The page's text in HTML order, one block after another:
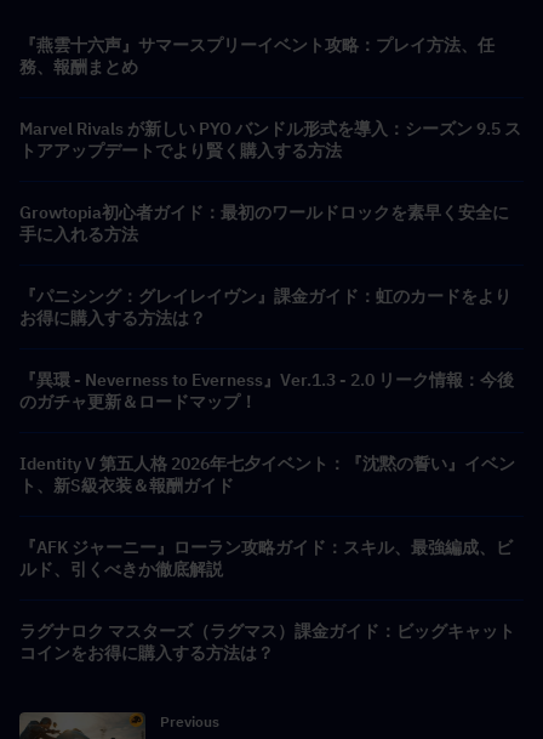
『燕雲十六声』サマースプリーイベント攻略：プレイ方法、任
務、報酬まとめ
Marvel Rivals が新しい PYO バンドル形式を導入：シーズン 9.5 ス
トアアップデートでより賢く購入する方法
Growtopia初心者ガイド：最初のワールドロックを素早く安全に
手に入れる方法
『パニシング：グレイレイヴン』課金ガイド：虹のカードをより
お得に購入する方法は？
『異環 - Neverness to Everness』Ver.1.3 - 2.0 リーク情報：今後
のガチャ更新＆ロードマップ！
Identity V 第五人格 2026年七夕イベント：『沈黙の誓い』イベン
ト、新S級衣装＆報酬ガイド
『AFK ジャーニー』ローラン攻略ガイド：スキル、最強編成、ビ
ルド、引くべきか徹底解説
ラグナロク マスターズ（ラグマス）課金ガイド：ビッグキャット
コインをお得に購入する方法は？
Previous